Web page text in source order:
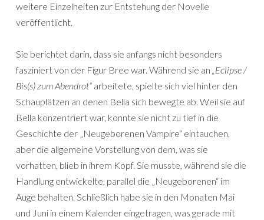
weitere Einzelheiten zur Entstehung der Novelle
veröffentlicht.
Sie berichtet darin, dass sie anfangs nicht besonders
fasziniert von der Figur Bree war. Während sie an „Eclipse /
Bis(s) zum Abendrot“ arbeitete, spielte sich viel hinter den
Schauplätzen an denen Bella sich bewegte ab. Weil sie auf
Bella konzentriert war, konnte sie nicht zu tief in die
Geschichte der „Neugeborenen Vampire“ eintauchen,
aber die allgemeine Vorstellung von dem, was sie
vorhatten, blieb in ihrem Kopf. Sie musste, während sie die
Handlung entwickelte, parallel die „Neugeborenen“ im
Auge behalten. Schließlich habe sie in den Monaten Mai
und Juni in einem Kalender eingetragen, was gerade mit